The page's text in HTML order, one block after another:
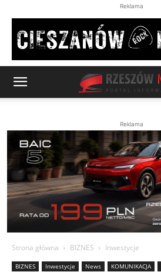
Reklama
Reklama
Strona główna BIZNES Inwestycje
BIZNES Inwestycje News KOMUNIKACJA